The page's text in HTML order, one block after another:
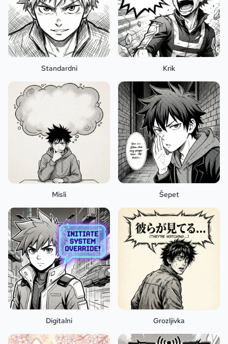
Standardni Krik
Misli Šepet
Digitalni Grozljivka